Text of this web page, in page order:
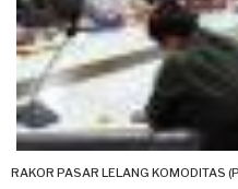
RAKOR PASAR LELANG KOMODITAS